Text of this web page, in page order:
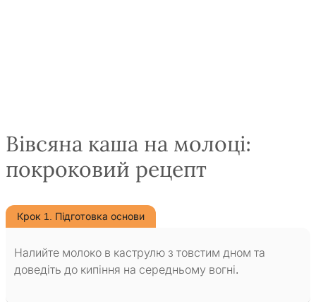
Вівсяна каша на молоці:
покроковий рецепт
Крок 1. Підготовка основи
Налийте молоко в каструлю з товстим дном та
доведіть до кипіння на середньому вогні.